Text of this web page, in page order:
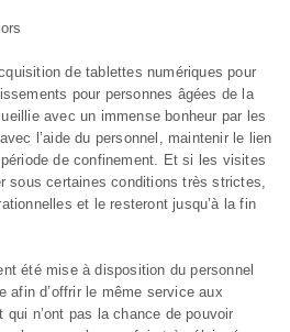
de tablettes numériques pour
pour personnes âgées de la
avec un immense bonheur par les
l’aide du personnel, maintenir le lien
de confinement. Et si les visites
sous certaines conditions très strictes,
et le resteront jusqu’à la fin
été mise à disposition du personnel
afin d’offrir le même service aux
n’ont pas la chance de pouvoir